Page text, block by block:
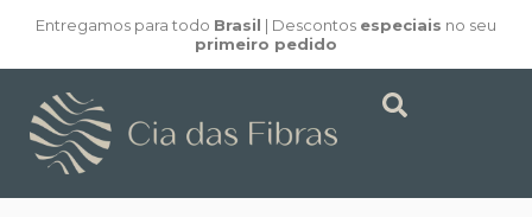
Entregamos para todo Brasil | Descontos especiais no seu
primeiro pedido